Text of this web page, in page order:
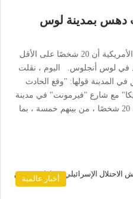
دهس بمدينة لوس
القاهرة: رأي الأمة أعلنت السلطات الأمريكية أن 20 شخصًا على الأقل
في لوس أنجلوس. اليوم ، نقلت
في المدينة قولها: "وقع الحادث
مع شارع "فيرمونت" في مدينة
"لوس أنجلوس"والتي أدت إلى إصابة 20 شخصًا ، من بينهم خمسة ، بما
أخبار عالمية